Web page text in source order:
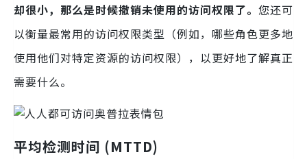
却很小，那么是时候撤销未使用的访问权限了。 您还可
以衡量最常用的访问权限类型（例如，哪些角色更多地
使用他们对特定资源的访问权限），以更好地了解真正
需要什么。
平均检测时间 (MTTD)